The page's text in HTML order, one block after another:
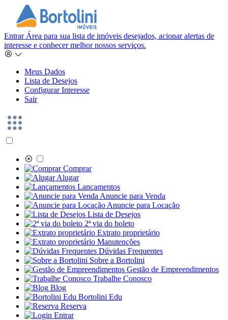
Entrar Área para sua lista de imóveis desejados, acionar alertas de
interesse e conhecer melhor nossos serviços.
Meus Dados
Lista de Desejos
Configurar Interesse
Sair
Comprar
Alugar
Lançamentos
Anuncie para Venda
Anuncie para Locação
Lista de Desejos
2ª via do boleto
Extrato proprietário
Manutenções
Dúvidas Frequentes
Sobre a Bortolini
Gestão de Empreendimentos
Trabalhe Conosco
Blog
Bortolini Edu
Reserva
Entrar